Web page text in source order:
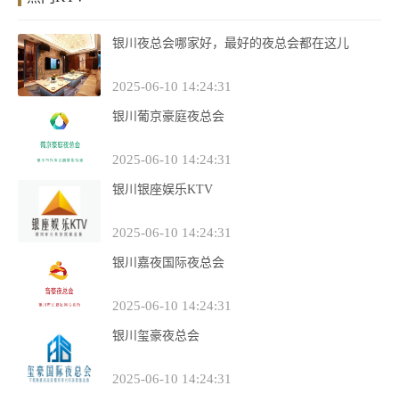
银川夜总会哪家好，最好的夜总会都在这儿
2025-06-10 14:24:31
银川葡京豪庭夜总会
2025-06-10 14:24:31
银川银座娱乐KTV
2025-06-10 14:24:31
银川嘉夜国际夜总会
2025-06-10 14:24:31
银川玺豪夜总会
2025-06-10 14:24:31